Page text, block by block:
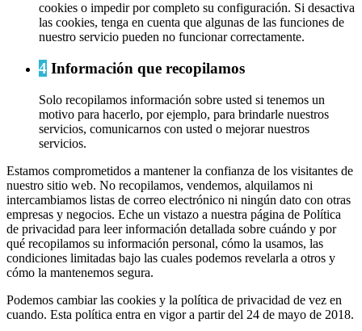
cookies o impedir por completo su configuración. Si desactiva
las cookies, tenga en cuenta que algunas de las funciones de
nuestro servicio pueden no funcionar correctamente.
4 Información que recopilamos
Solo recopilamos información sobre usted si tenemos un
motivo para hacerlo, por ejemplo, para brindarle nuestros
servicios, comunicarnos con usted o mejorar nuestros
servicios.
Estamos comprometidos a mantener la confianza de los visitantes de
nuestro sitio web. No recopilamos, vendemos, alquilamos ni
intercambiamos listas de correo electrónico ni ningún dato con otras
empresas y negocios. Eche un vistazo a nuestra página de Política
de privacidad para leer información detallada sobre cuándo y por
qué recopilamos su información personal, cómo la usamos, las
condiciones limitadas bajo las cuales podemos revelarla a otros y
cómo la mantenemos segura.
Podemos cambiar las cookies y la política de privacidad de vez en
cuando. Esta política entra en vigor a partir del 24 de mayo de 2018.